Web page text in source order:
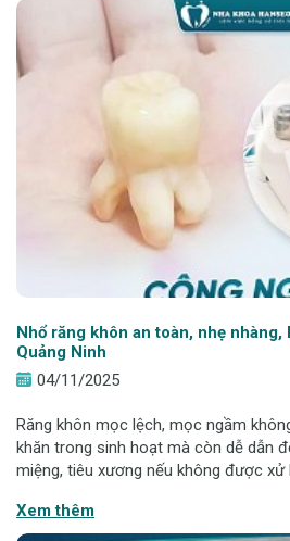
Nhổ răng khôn an toàn, nhẹ
Quảng Ninh
04/11/2025
Răng khôn mọc lệch, mọc ngầm
khăn trong sinh hoạt mà còn dễ dẫn
miệng, tiêu xương nếu không được xử
Nha khoa Hanseoul là lựa
Xem thêm